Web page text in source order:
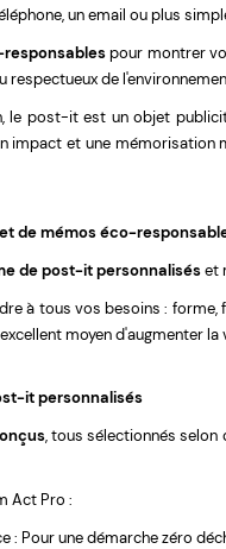
un email ou plus
pour montrer
de
le post-it est un objet
et une mémorisation
de mémos éco-
de post-it personnaliséset
à tous vos besoins :
moyen d'augmenter
it personnalisés
, tous sélectionnés
Act Pro :
: Pour une démarche zéro